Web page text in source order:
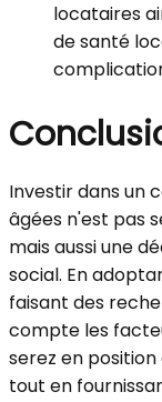
locataires
de santé
Investir dans un
âgées n'est pas
mais aussi une
social. En
faisant des
compte les
serez en
tout en